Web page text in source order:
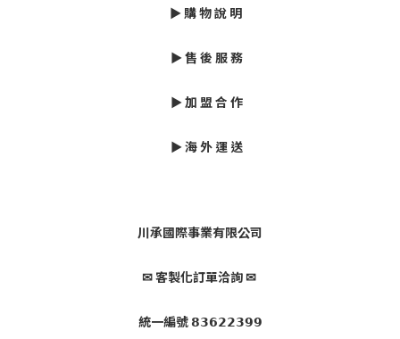
► 購 物 說 明
► 售 後 服 務
► 加 盟 合 作
► 海 外 運 送
川承國際事業有限公司
✉ 客製化訂單洽詢 ✉
統一編號 𝟴𝟯𝟲𝟮𝟮𝟯𝟵𝟵